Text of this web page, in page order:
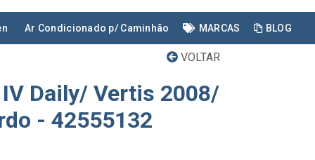
Ar Condicionado p/ Caminhão MARCAS BLOG
VOLTAR
Daily/ Vertis 2008/
- 42555132